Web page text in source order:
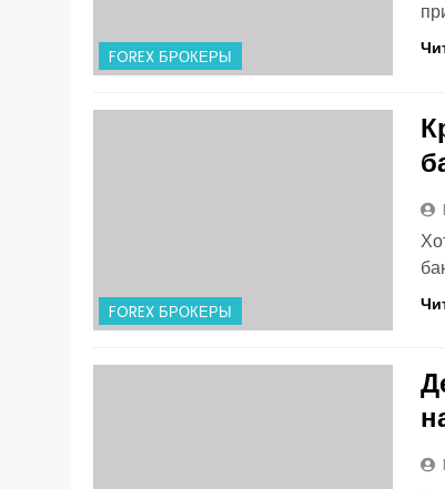
FOREX БРОКЕРЫ
FOREX БРОКЕРЫ